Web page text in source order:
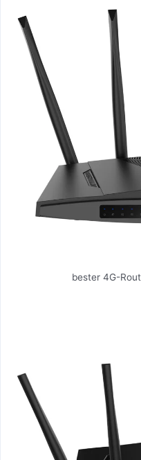
bester 4G-